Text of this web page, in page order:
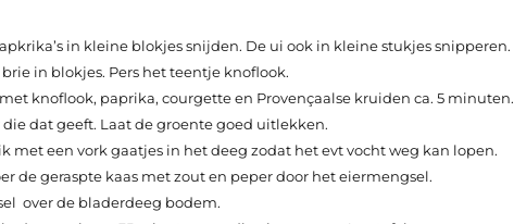
in kleine blokjes snijden. De ui ook in kleine stukjes snipperen.
in blokjes. Pers het teentje knoflook.
knoflook, paprika, courgette en Provençaalse kruiden ca. 5 minuten.
dat geeft. Laat de groente goed uitlekken.
een vork gaatjes in het deeg zodat het evt vocht weg kan lopen.
de geraspte kaas met zout en peper door het eiermengsel.
over de bladerdeeg bodem.